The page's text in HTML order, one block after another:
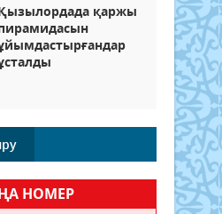
қаржы
НОМЕР